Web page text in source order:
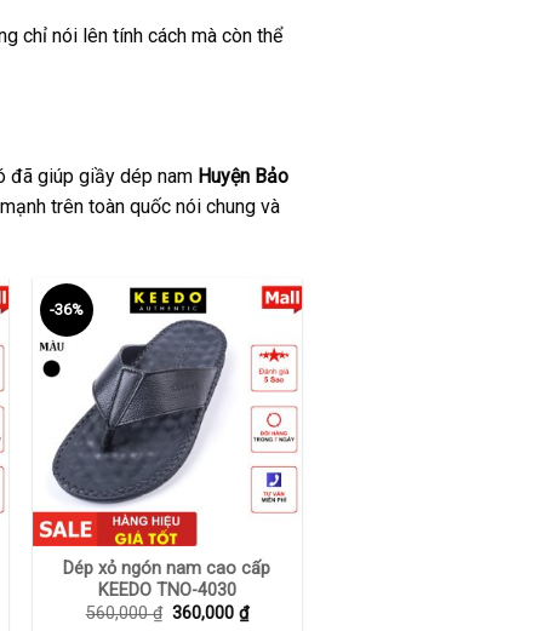
chỉ nói lên tính cách mà còn thể
đã giúp giầy dép namHuyện Bảo
trên toàn quốc nói chung và
-36%
+
Dép xỏ ngón nam cao cấp
KEEDO TNO-4030
560,000₫ Giá
360,000₫Giá